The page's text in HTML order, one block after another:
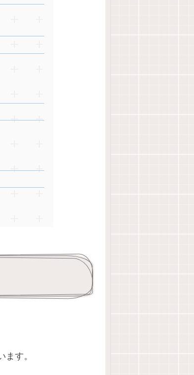
ます。